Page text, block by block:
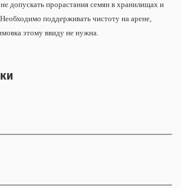
допускать прорастания семян в хранилищах и
поддерживать чистоту на арене,
этому ввиду не нужна.